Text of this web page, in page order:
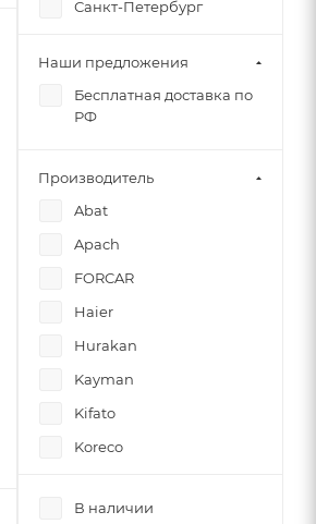
Санкт-Петербург
Наши предложения
Бесплатная доставка по
РФ
Производитель
Abat
Apach
FORCAR
Haier
Hurakan
Kayman
Kifato
Koreco
Polair
В наличии